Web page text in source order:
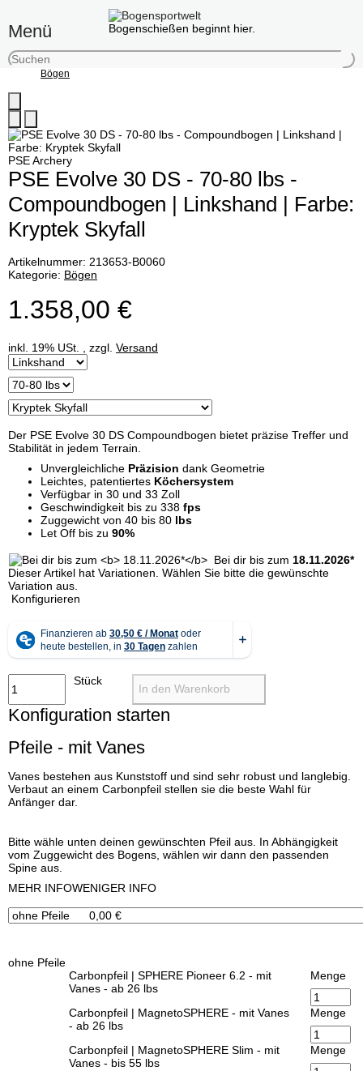
Bogenschießen beginnt hier.
Menü
Bögen
PSE Archery
PSE Evolve 30 DS - 70-80 lbs -
Compoundbogen | Linkshand | Farbe:
Kryptek Skyfall
Artikelnummer: 213653-B0060
Kategorie: Bögen
1.358,00 €
inkl. 19% USt. , zzgl. Versand
Der PSE Evolve 30 DS Compoundbogen bietet präzise Treffer und
Stabilität in jedem Terrain.
Unvergleichliche Präzision dank Geometrie
Leichtes, patentiertes Köchersystem
Verfügbar in 30 und 33 Zoll
Geschwindigkeit bis zu 338 fps
Zuggewicht von 40 bis 80 lbs
Let Off bis zu 90%
Bei dir bis zum 18.11.2026*
x
Dieser Artikel hat Variationen. Wählen Sie bitte die gewünschte
Variation aus.
Konfigurieren
Stück
In den Warenkorb
Konfiguration starten
Pfeile - mit Vanes
Vanes bestehen aus Kunststoff und sind sehr robust und langlebig.
Verbaut an einem Carbonpfeil stellen sie die beste Wahl für
Anfänger dar.
Bitte wähle unten deinen gewünschten Pfeil aus. In Abhängigkeit
vom Zuggewicht des Bogens, wählen wir dann den passenden
Spine aus.
x
MEHR INFOWENIGER INFO
ohne Pfeile
Carbonpfeil | SPHERE Pioneer 6.2 - mit
Vanes - ab 26 lbs
Menge
Carbonpfeil | MagnetoSPHERE - mit Vanes
- ab 26 lbs
Menge
Carbonpfeil | MagnetoSPHERE Slim - mit
Vanes - bis 55 lbs
Menge